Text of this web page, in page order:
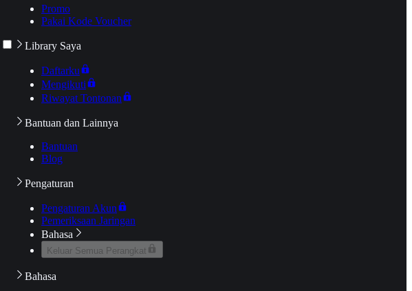
Promo
Pakai Kode Voucher
Library Saya
Daftarku
Mengikuti
Riwayat Tontonan
Bantuan dan Lainnya
Bantuan
Blog
Pengaturan
Pengaturan Akun
Pemeriksaan Jaringan
Bahasa
Keluar Semua Perangkat
Bahasa